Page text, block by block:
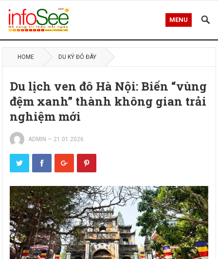
MENU
HOME DU KÝ ĐÓ ĐÂY
Du lịch ven đô Hà Nội: Biến “vùng
đệm xanh” thành không gian trải
nghiệm mới
ADMIN — 21.01.2026